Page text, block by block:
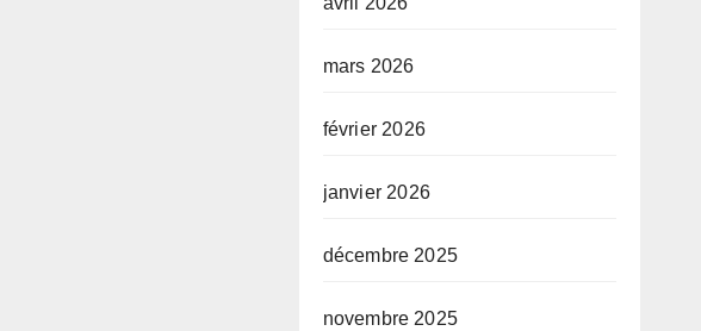
mars 2026
février 2026
janvier 2026
décembre 2025
novembre 2025